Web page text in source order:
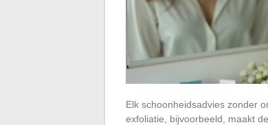
Elk schoonheidsadvies zonder
exfoliatie, bijvoorbeeld, maakt